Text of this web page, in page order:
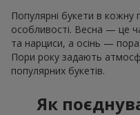
Популярні букети в кожну
особливості. Весна — це
та нарциси, а осінь —
Пори року задають
популярних букетів.
Як